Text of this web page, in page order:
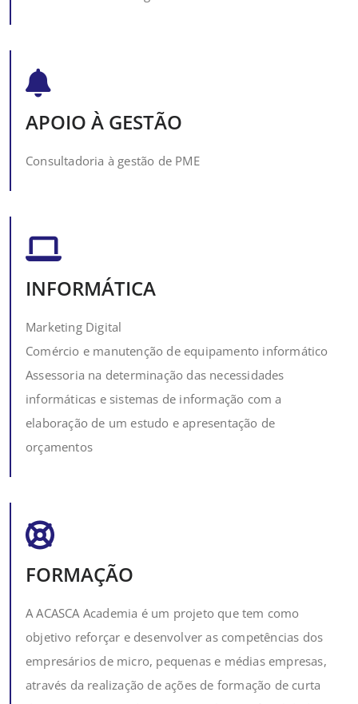
APOIO À GESTÃO
Consultadoria à gestão de PME
INFORMÁTICA
Marketing Digital
Comércio e manutenção de equipamento informático
Assessoria na determinação das necessidades
informáticas e sistemas de informação com a
elaboração de um estudo e apresentação de
orçamentos
FORMAÇÃO
A ACASCA Academia é um projeto que tem como
objetivo reforçar e desenvolver as competências dos
empresários de micro, pequenas e médias empresas,
através da realização de ações de formação de curta